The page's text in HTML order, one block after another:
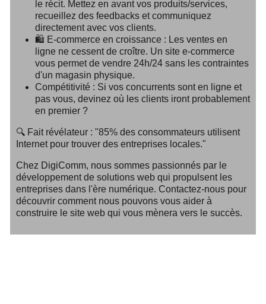
le récit. Mettez en avant vos produits/services,
recueillez des feedbacks et communiquez
directement avec vos clients.
🛍 E-commerce en croissance : Les ventes en
ligne ne cessent de croître. Un site e-commerce
vous permet de vendre 24h/24 sans les contraintes
d'un magasin physique.
Compétitivité : Si vos concurrents sont en ligne et
pas vous, devinez où les clients iront probablement
en premier ?
🔍 Fait révélateur : "85% des consommateurs utilisent
Internet pour trouver des entreprises locales."
Chez DigiComm, nous sommes passionnés par le
développement de solutions web qui propulsent les
entreprises dans l'ère numérique. Contactez-nous pour
découvrir comment nous pouvons vous aider à
construire le site web qui vous mènera vers le succès.